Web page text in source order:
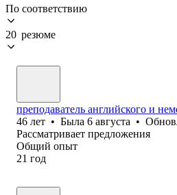
По соответствию
20 резюме
преподаватель английского и
46 лет • Была 6 августа •
Рассматривает предложения
Общий опыт
21 год